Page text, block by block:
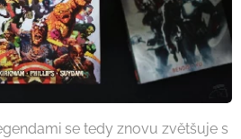
se tedy znovu zvětšuje s